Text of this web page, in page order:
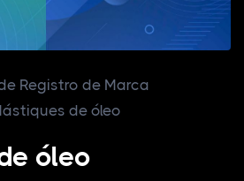
Registro de Marca
de óleo
óleo